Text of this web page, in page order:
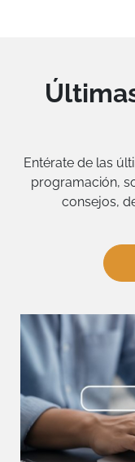
Entérate de las
programación,
consejos,